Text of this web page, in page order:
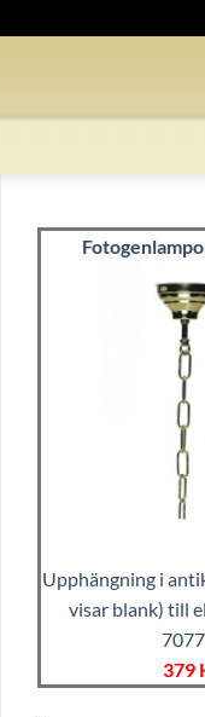
Upphängning i
visar blank) till
379